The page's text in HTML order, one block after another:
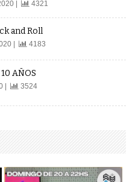
| 4321
and Roll
| 4183
AÑOS
| 3524